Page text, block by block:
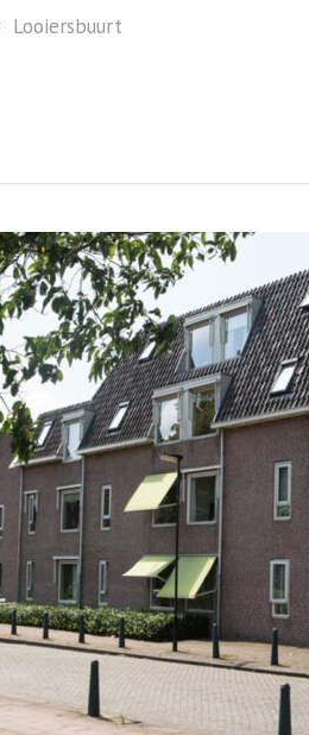
Looiersbuurt